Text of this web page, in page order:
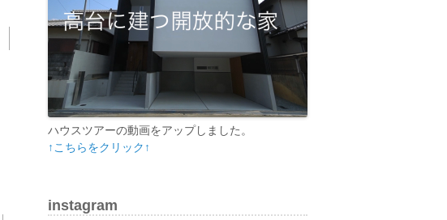
ハウスツアーの動画をアップしました。
↑こちらをクリック↑
instagram